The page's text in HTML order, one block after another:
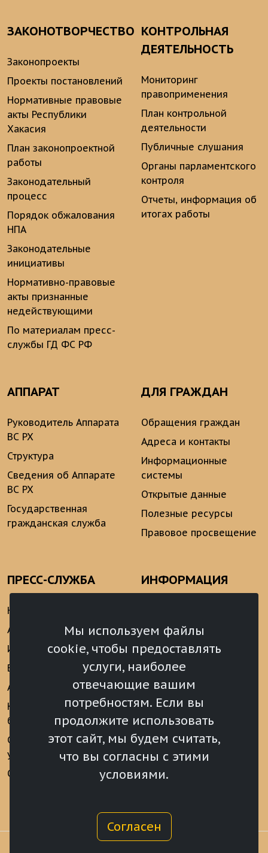
Мы используем файлы
cookie, чтобы предоставлять
услуги, наиболее
отвечающие вашим
потребностям. Если вы
продолжите использовать
этот сайт, мы будем считать,
что вы согласны с этими
условиями.
Согласен
ЗАКОНОТВОРЧЕСТВО
Законопроекты
Проекты постановлений
Нормативные правовые
акты Республики
Хакасия
План законопроектной
работы
Законодательный
процесс
Порядок обжалования
НПА
Законодательные
инициативы
Нормативно-правовые
акты признанные
недействующими
По материалам пресс-
службы ГД ФС РФ
КОНТРОЛЬНАЯ
ДЕЯТЕЛЬНОСТЬ
Мониторинг
правоприменения
План контрольной
деятельности
Публичные слушания
Органы парламентского
контроля
Отчеты, информация об
итогах работы
АППАРАТ
Руководитель Аппарата
ВС РХ
Структура
Сведения об Аппарате
ВС РХ
Государственная
гражданская служба
ДЛЯ ГРАЖДАН
Обращения граждан
Адреса и контакты
Информационные
системы
Открытые данные
Полезные ресурсы
Правовое просвещение
ПРЕСС-СЛУЖБА
Новости
Анонсы
Интервью
Видеоматериалы
Аккредитация
Конкурс «Хрустальный
барс»
Сведения о СМИ
учрежденных ВС РХ
Опросы и голосования
ИНФОРМАЦИЯ
аналитические
материалы
Реализация Послания
Президента РФ
Федеральному
Собранию РФ
Местное
самоуправление
Финансы
Награды